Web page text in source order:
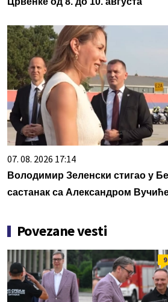
07. 08. 2026 17:14
Володимир Зеленски стигао у
састанак са Александром
Povezane vesti
9